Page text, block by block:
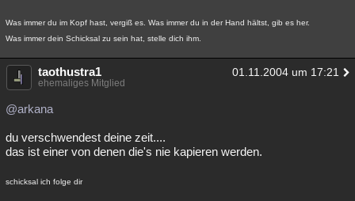
Was immer du im Kopf hast, vergiß es. Was immer du in der Hand hältst, gib es her.
Was immer dein Schicksal zu sein hat, stelle dich ihm.
taothustra1 01.11.2004 um 17:21
ehemaliges Mitglied
@arkana
du verschwendest deine zeit....
das ist einer von denen die's nie kapieren werden.
schicksal ich folge dir